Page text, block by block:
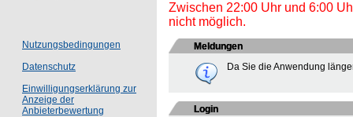
Nutzungsbedingungen
Datenschutz
Einwilligungserklärung zur
Anzeige der
Anbieterbewertung
Zwischen 22:00 Uhr und 6:00
nicht möglich.
Meldungen
Da Sie die Anwendung
Login